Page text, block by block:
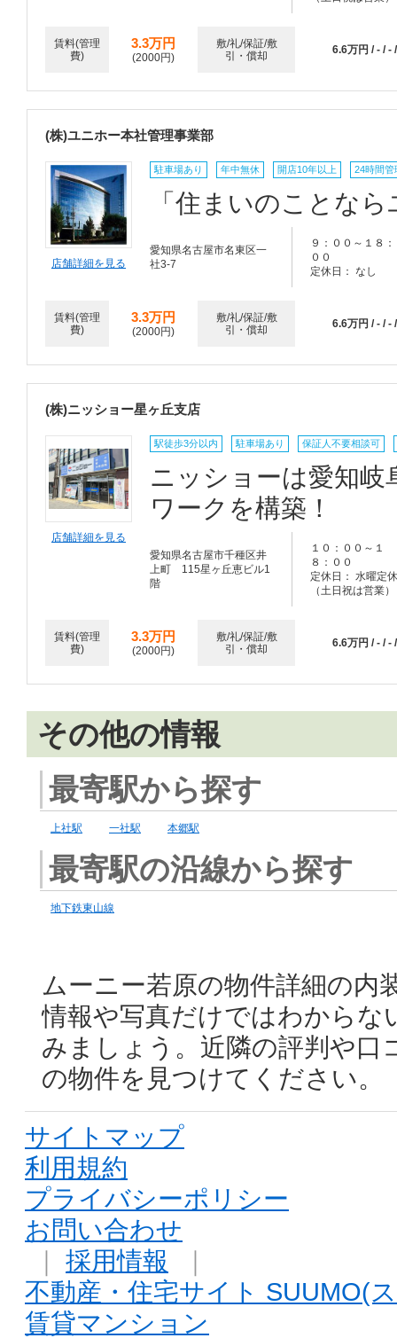
賃料(管理
費)
3.3万円
(2000円)
敷/礼/保証/敷
引・償却
6.6万円 / - / -
(株)ユニホー本社管理事業部
店舗詳細を見る
駐車場あり 年中無休 開店10年以上 24時間管
「住まいのことな
愛知県名古屋市名東区一
社3-7
９：００～１８：
００
定休日： なし
賃料(管理
費)
3.3万円
(2000円)
敷/礼/保証/敷
引・償却
6.6万円 / - / -
(株)ニッショー星ヶ丘支店
店舗詳細を見る
駅徒歩3分以内 駐車場あり 保証人不要相談可
ニッショーは愛知岐
ワークを構築！
愛知県名古屋市千種区井
上町 115星ヶ丘恵ビル1
階
１０：００～１
８：００
定休日： 水曜定休
（土日祝は営業）
賃料(管理
費)
3.3万円
(2000円)
敷/礼/保証/敷
引・償却
6.6万円 / - / -
その他の情報
最寄駅から探す
上社駅 一社駅 本郷駅
最寄駅の沿線から探す
地下鉄東山線
ムーニー若原の物件詳細の内
情報や写真だけではわからな
みましょう。近隣の評判や口
の物件を見つけてください。
サイトマップ
利用規約
プライバシーポリシー
お問い合わせ
｜ 採用情報 ｜
不動産・住宅サイト SUUMO(
賃貸マンション